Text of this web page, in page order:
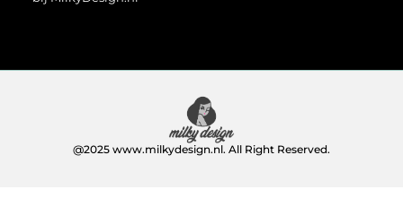
@2025 www.milkydesign.nl. All Right Reserved.